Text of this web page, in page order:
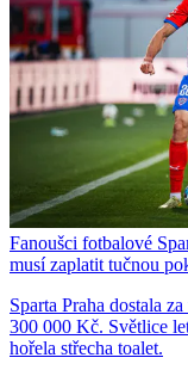
Fanoušci fotbalové
musí zaplatit tučnou
Sparta Praha dostala
300 000 Kč. Světlice
hořela střecha toalet.